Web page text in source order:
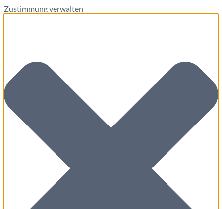
Zustimmung verwalten